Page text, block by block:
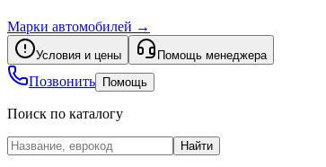
Марки автомобилей →
Условия и цены Помощь менеджера
Позвонить Помощь
Поиск по каталогу
Найти